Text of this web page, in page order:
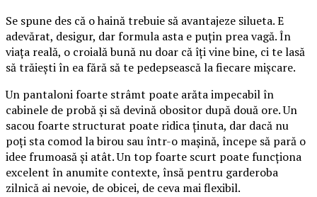
Se spune des că o haină trebuie să avantajeze silueta. E
adevărat, desigur, dar formula asta e puțin prea vagă. În
viața reală, o croială bună nu doar că îți vine bine, ci te lasă
să trăiești în ea fără să te pedepsească la fiecare mișcare.
Un pantaloni foarte strâmt poate arăta impecabil în
cabinele de probă și să devină obositor după două ore. Un
sacou foarte structurat poate ridica ținuta, dar dacă nu
poți sta comod la birou sau într-o mașină, începe să pară o
idee frumoasă și atât. Un top foarte scurt poate funcționa
excelent în anumite contexte, însă pentru garderoba
zilnică ai nevoie, de obicei, de ceva mai flexibil.